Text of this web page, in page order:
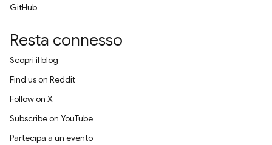
GitHub
Resta connesso
Scopri il blog
Find us on Reddit
Follow on X
Subscribe on YouTube
Partecipa a un evento